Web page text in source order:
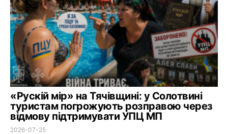
«Рускій мір» на Тячівщині: у Солотвині
туристам погрожують розправою через
відмову підтримувати УПЦ МП
2026-07-25